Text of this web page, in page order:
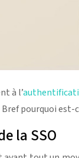
à l’
pourquoi
la SSO